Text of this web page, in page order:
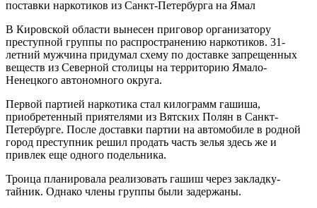
В Кировской области вынесен приговор организатору
преступной группы по распространению наркотиков. 31-
летний мужчина придумал схему по доставке запрещенных
веществ из Северной столицы на территорию Ямало-
Ненецкого автономного округа.
Первой партией наркотика стал килограмм гашиша,
приобретенный приятелями из Вятских Полян в Санкт-
Петербурге. После доставки партии на автомобиле в родной
город преступник решил продать часть зелья здесь же и
привлек еще одного подельника.
Троица планировала реализовать гашиш через закладку-
тайник. Однако члены группы были задержаны.